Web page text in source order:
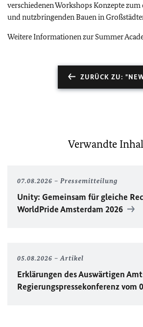
verschiedenen Workshops Konzepte
und nutzbringenden Bauen in
Weitere Informationen zur Summer
ZURÜCK ZU:
Verwandte
07.08.2026 Pressemitteilung
Unity: Gemeinsam für gleiche
WorldPrideAmsterdam 2026
05.08.2026 Artikel
Erklärungen des Auswärtigen
Regierungspressekonferenz vom